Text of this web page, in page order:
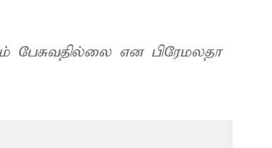
பேசுவதில்லை என பிரேமலதா